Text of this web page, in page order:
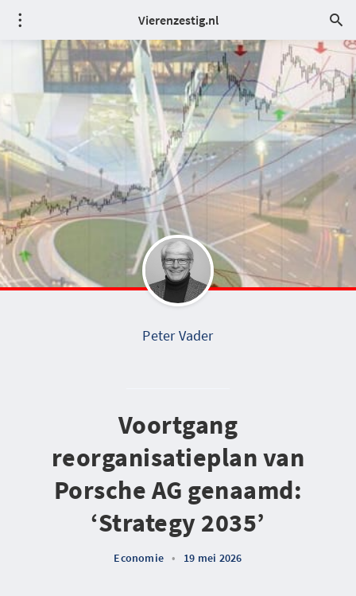
Vierenzestig.nl
Peter Vader
Voortgang
reorganisatieplan van
Porsche AG genaamd:
‘Strategy 2035’
Economie • 19 mei 2026